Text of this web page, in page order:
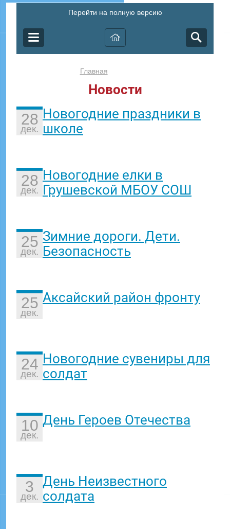
Перейти на полную версию
Главная
Новости
28
дек.
Новогодние праздники в
школе
28
дек.
Новогодние елки в
Грушевской МБОУ СОШ
25
дек.
Зимние дороги. Дети.
Безопасность
25
дек.
Аксайский район фронту
24
дек.
Новогодние сувениры для
солдат
10
дек.
День Героев Отечества
3
дек.
День Неизвестного
солдата